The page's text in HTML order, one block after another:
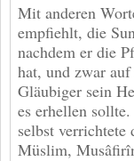
Mit anderen
empfiehlt, die
nachdem er die
hat, und zwar
Gläubiger sein
es erhellen
selbst verrichtete
Müslim,